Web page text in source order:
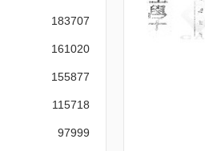
183707
161020
155877
115718
97999